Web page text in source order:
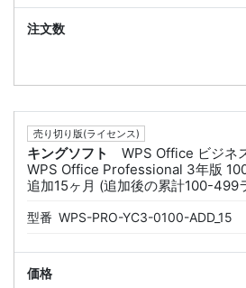
売り切り版(ライセンス)
キングソフト
WPS Office ビジネ
WPS Office Professional 3年版
追加15ヶ月 (追加後の累計100-499
型番 WPS-PRO-YC3-0100-ADD_15